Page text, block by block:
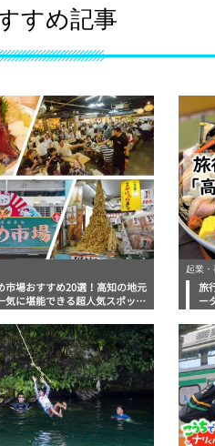
すめ記事
市場おすすめ20選！高知の地元
気に堪能できる超人気スポット
起業
旅
ー